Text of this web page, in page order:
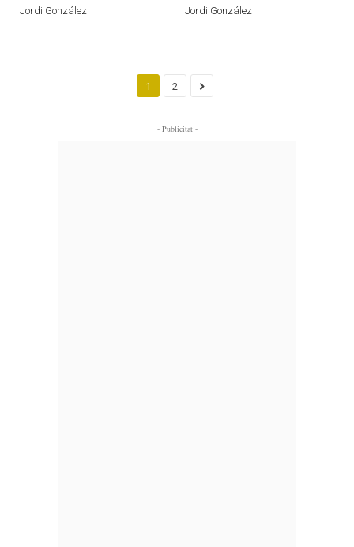
Jordi González Jordi González
1 2
- Publicitat -